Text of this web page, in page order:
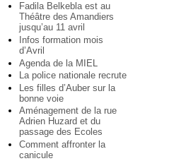
Fadila Belkebla est au
Théâtre des Amandiers
jusqu’au 11 avril
Infos formation mois
d’Avril
Agenda de la MIEL
La police nationale recrute
Les filles d’Auber sur la
bonne voie
Aménagement de la rue
Adrien Huzard et du
passage des Ecoles
Comment affronter la
canicule